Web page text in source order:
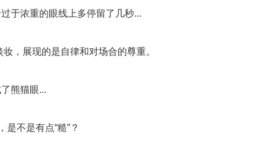
于浓重的眼线上多停留了几秒...
，展现的是自律和对场合的尊重。
熊猫眼...
不是有点“糙”？